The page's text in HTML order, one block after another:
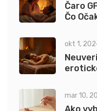
Čaro
Čo
okt 1,
mar 10,